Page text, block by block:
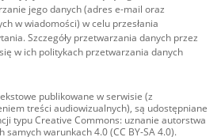
jego danych (adres e-mail oraz
w wiadomości) w celu przesłania
Szczegóły przetwarzania danych przez
w ich politykach przetwarzania danych
publikowane w serwisie (z
treści audiowizualnych), są udostępniane
typu Creative Commons: uznanie autorstwa
samych warunkach 4.0 (CC BY-SA 4.0).